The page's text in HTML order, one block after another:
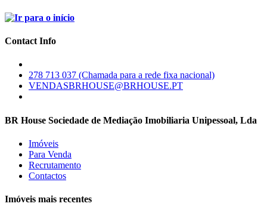
Contact Info
278 713 037 (Chamada para a rede fixa nacional)
VENDASBRHOUSE@BRHOUSE.PT
BR House Sociedade de Mediação Imobiliaria Unipessoal, Lda
Imóveis
Para Venda
Recrutamento
Contactos
Imóveis mais recentes